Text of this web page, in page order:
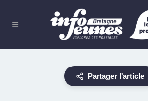
Partager l'article